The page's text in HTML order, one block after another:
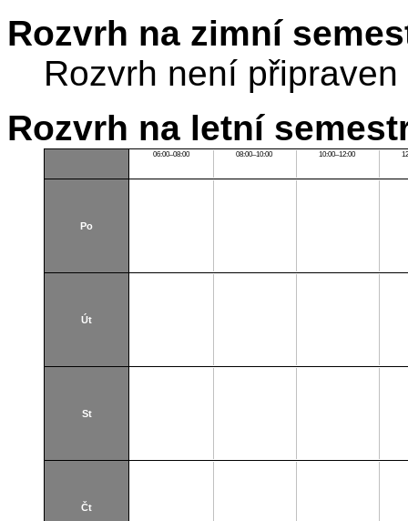
Rozvrh na zimní
Rozvrh není připraven
Rozvrh na letní
06:00–08:00 08:00–10:00 10:00–12:00
Po
Út
St
Čt